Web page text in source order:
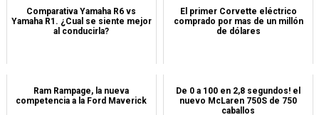
Comparativa Yamaha R6 vs
Yamaha R1. ¿Cual se siente mejor
al conducirla?
El primer Corvette eléctrico
comprado por mas de un millón
de dólares
Ram Rampage, la nueva
competencia a la Ford Maverick
De 0 a 100 en 2,8 segundos! el
nuevo McLaren 750S de 750
caballos